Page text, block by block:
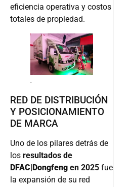
eficiencia operativa y costos
totales de propiedad.
.
RED DE DISTRIBUCIÓN
Y POSICIONAMIENTO
DE MARCA
Uno de los pilares detrás de
los resultados de
DFAC|Dongfeng en 2025 fue
la expansión de su red